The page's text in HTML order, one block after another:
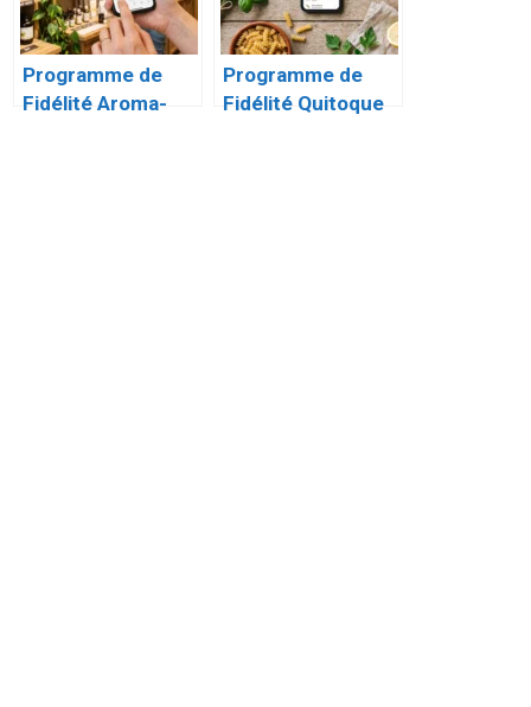
Programme de
Fidélité Aroma-
Programme de
Fidélité Quitoque